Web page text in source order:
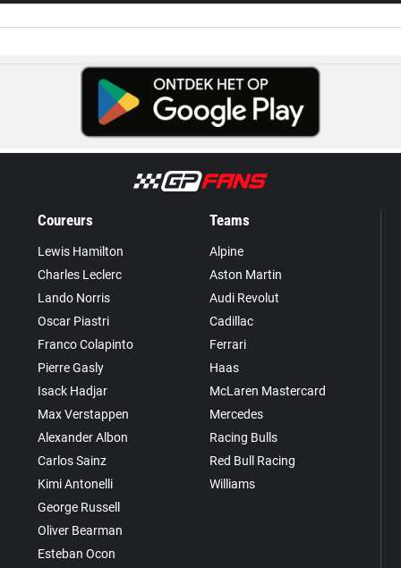
Coureurs
Lewis Hamilton
Charles Leclerc
Lando Norris
Oscar Piastri
Franco Colapinto
Pierre Gasly
Isack Hadjar
Max Verstappen
Alexander Albon
Carlos Sainz
Kimi Antonelli
George Russell
Oliver Bearman
Esteban Ocon
Teams
Alpine
Aston Martin
Audi Revolut
Cadillac
Ferrari
Haas
McLaren Mastercard
Mercedes
Racing Bulls
Red Bull Racing
Williams